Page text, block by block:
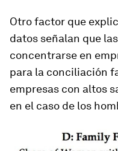
Otro factor que
datos señalan que
concentrarse en
para la conciliación
empresas con altos
en el caso de los